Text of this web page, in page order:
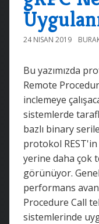
24 NISAN 2019
Bu yazımızda
Remote
inclemeye
sistemlerde
bazlı binary
protokol
yerine daha çok
görünüyor.
performans
Procedure Call
sistemlerinde